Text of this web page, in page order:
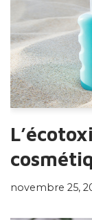
novembre 25,